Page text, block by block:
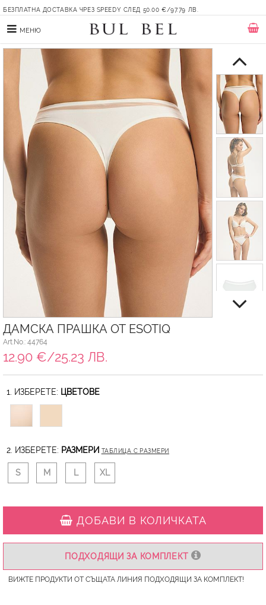
БЕЗПЛАТНА ДОСТАВКА ЧРЕЗ SPEEDY СЛЕД 50.00 €/97.79 ЛВ.
МЕНЮ
ДАМСКА ПРАШКА ОТ ESOTIQ
Art.No.: 44764
12.90 €/25.23 ЛВ.
1. ИЗБЕРЕТЕ: ЦВЕТОВЕ
2. ИЗБЕРЕТЕ: РАЗМЕРИ ТАБЛИЦА С РАЗМЕРИ
S M L XL
ДОБАВИ В КОЛИЧКАТА
ПОДХОДЯЩИ ЗА КОМПЛЕКТ
ВИЖТЕ ПРОДУКТИ ОТ СЪЩАТА ЛИНИЯ ПОДХОДЯЩИ ЗА КОМПЛЕКТ!